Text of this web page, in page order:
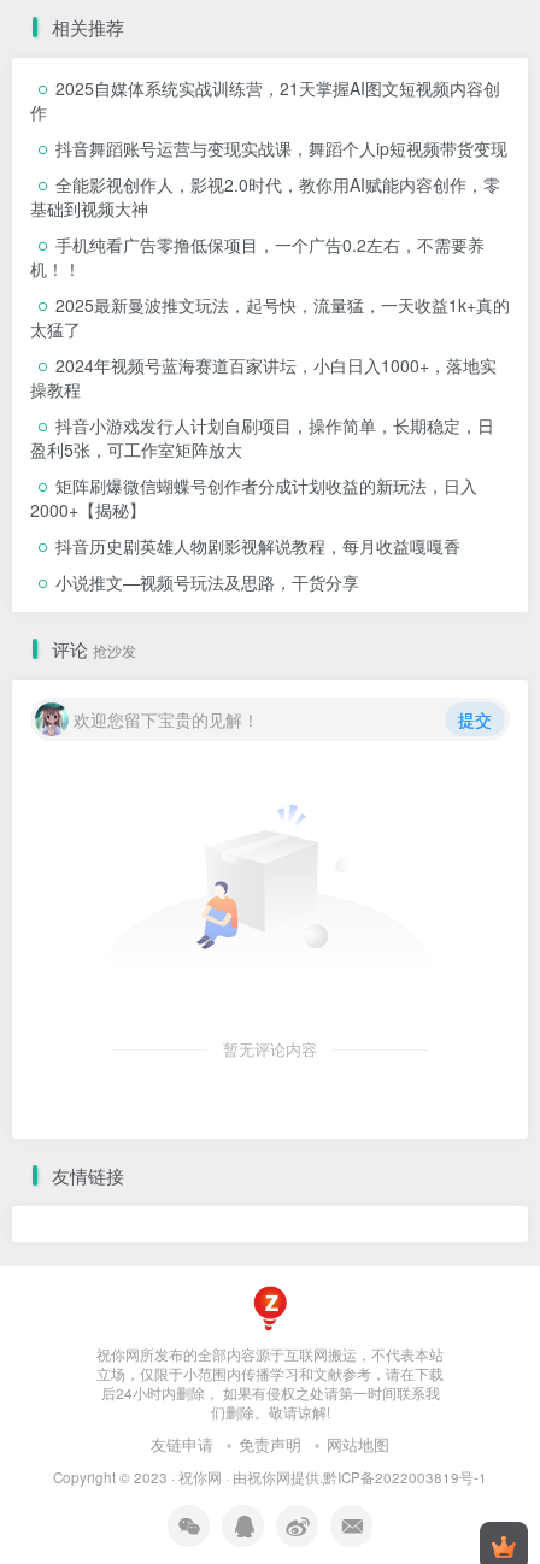
相关推荐
2025自媒体系统实战训练营，21天掌握AI图文短视频内容创
作
抖音舞蹈账号运营与变现实战课，舞蹈个人ip短视频带货变现
全能影视创作人，影视2.0时代，教你用AI赋能内容创作，​零
基础到视频大神
手机纯看广告零撸低保项目，一个广告0.2左右，不需要养
机！！
2025最新曼波推文玩法，起号快，流量猛，一天收益1k+真的
太猛了
2024年视频号蓝海赛道百家讲坛，小白日入1000+，落地实
操教程
抖音小游戏发行人计划自刷项目，操作简单，长期稳定，日
盈利5张，可工作室矩阵放大
矩阵刷爆微信蝴蝶号创作者分成计划收益的新玩法，日入
2000+【揭秘】
抖音历史剧英雄人物剧影视解说教程，每月收益嘎嘎香
小说推文—视频号玩法及思路，干货分享
评论 抢沙发
欢迎您留下宝贵的见解！ 提交
暂无评论内容
友情链接
祝你网所发布的全部内容源于互联网搬运，不代表本站
立场，仅限于小范围内传播学习和文献参考，请在下载
后24小时内删除， 如果有侵权之处请第一时间联系我
们删除。敬请谅解!
友链申请 免责声明 网站地图
Copyright © 2023 · 祝你网 · 由祝你网提供.黔ICP备2022003819号-1